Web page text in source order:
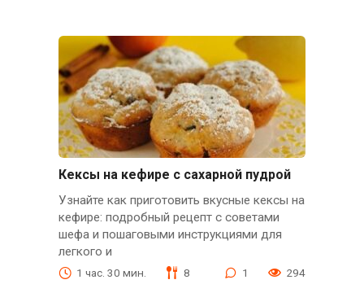
Кексы на кефире с сахарной пудрой
Узнайте как приготовить вкусные кексы на
кефире: подробный рецепт с советами
шефа и пошаговыми инструкциями для
легкого и
1 час. 30 мин. 8 1 294